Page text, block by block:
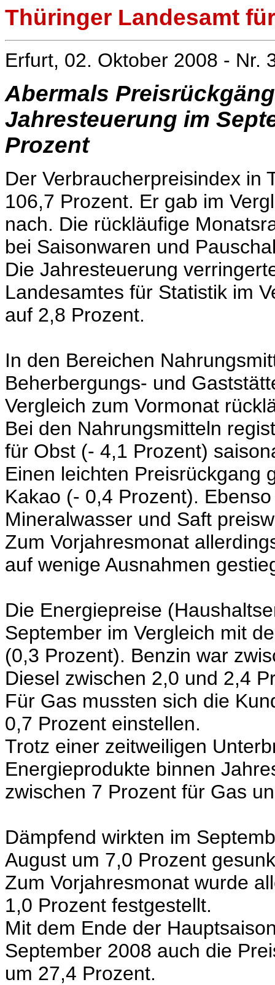
Thüringer Landesamt
Erfurt, 02. Oktober 2008 - Nr.
Abermals
Jahresteuerung im
Prozent
Der Verbraucherpreisindex in
106,7 Prozent. Er gab im
nach. Die rückläufige
bei Saisonwaren und
Die Jahresteuerung
Landesamtes für Statistik im
auf 2,8 Prozent.
In den Bereichen
Beherbergungs- und
Vergleich zum Vormonat
Bei den Nahrungsmitteln
für Obst (- 4,1 Prozent)
Einen leichten Preisrückgang
Kakao (- 0,4 Prozent).
Mineralwasser und Saft
Zum Vorjahresmonat
auf wenige Ausnahmen
Die Energiepreise
September im Vergleich mit
(0,3 Prozent). Benzin war
Diesel zwischen 2,0 und 2,4
Für Gas mussten sich die
0,7 Prozent einstellen.
Trotz einer zeitweiligen
Energieprodukte binnen
zwischen 7 Prozent für Gas
Dämpfend wirkten im
August um 7,0 Prozent
Zum Vorjahresmonat wurde
1,0 Prozent festgestellt.
Mit dem Ende der
September 2008 auch die
um 27,4 Prozent.